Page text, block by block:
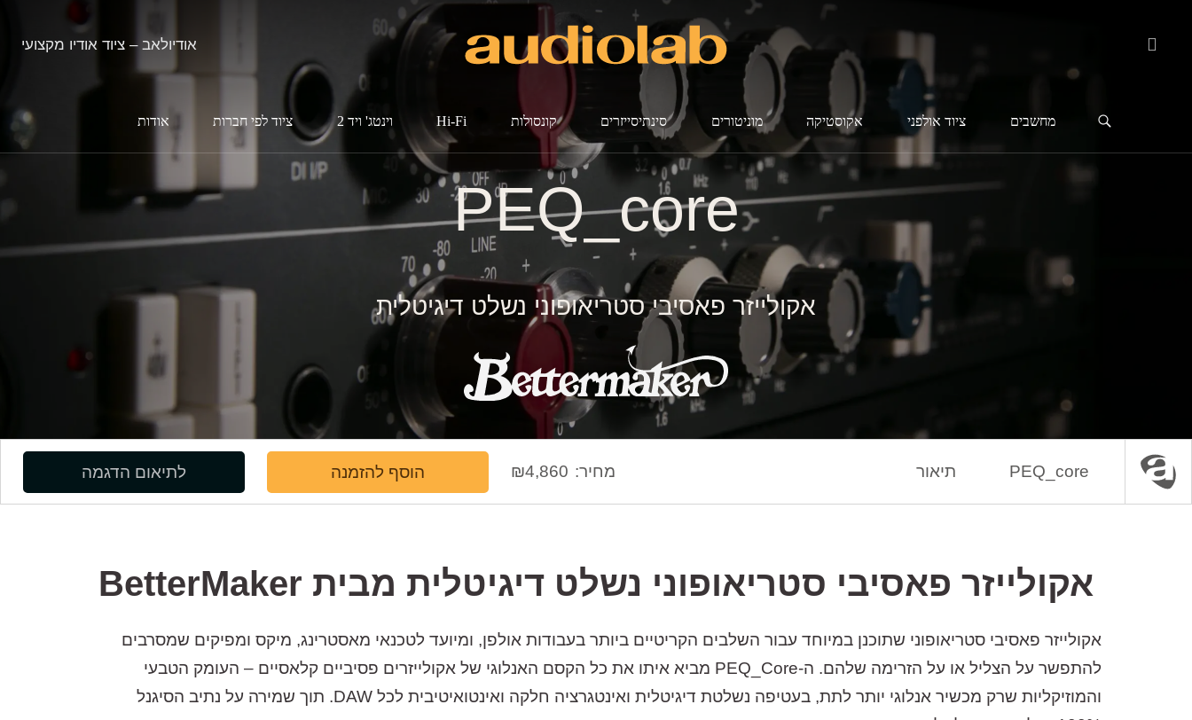
אודיולאב – ציוד אודיו מקצועי
מחשבים ציוד אולפני אקוסטיקה מוניטורים סינתיסייזרים קונסולות Hi-Fi וינטג' ויד 2 ציוד לפי חברות אודות
PEQ_core
אקולייזר פאסיבי סטריאופוני נשלט דיגיטלית
עמוד הבית ציוד אנלוגי איקווליזרים PEQ_core תיאור מחיר: ₪4,860 הוסף להזמנה לתיאום הדגמה
אקולייזר פאסיבי סטריאופוני נשלט דיגיטלית מבית
אקולייזר פאסיבי סטריאופוני שתוכנן במיוחד עבור השלבים הקריטיים ביותר בעבודות אולפן, ומיועד לטכנאי מאסטרינג, מיקס ומפיקים שמסרבים
להתפשר על הצליל או על הזרימה שלהם. ה-PEQ_Core מביא איתו את כל הקסם האנלוגי של אקולייזרים פסיביים קלאסיים – העומק הטבעי
והמוזיקליות שרק מכשיר אנלוגי יותר לתת, בעטיפה נשלטת דיגיטלית ואינטגרציה חלקה ואינטואיטיבית לכל תוך שמירה על נתיב הסיגנל